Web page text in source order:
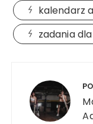
kalendarz
zadania
wpisu